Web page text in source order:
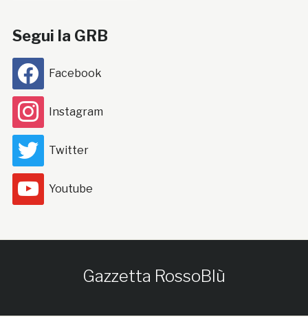
Segui la GRB
Facebook
Instagram
Twitter
Youtube
Gazzetta RossoBlù